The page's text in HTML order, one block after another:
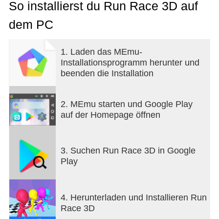
verwende Klettergerüste, um nicht zu fallen.
Es gibt dutzende Karten und alle verlangen
Besiege deine Gegner und verbessere deinen Platz
in der Bestenliste. Du kannst auch deinen
Charakter anpassen. Skin Kleidung, Tanz, und
vieles mehr!
So installierst du Run Race 3D auf
dem PC
1. Laden das MEmu-
Installationsprogramm herunter und
beenden die Installation
2. MEmu starten und Google Play
auf der Homepage öffnen
3. Suchen Run Race 3D in Google
Play
4. Herunterladen und Installieren Run
Race 3D